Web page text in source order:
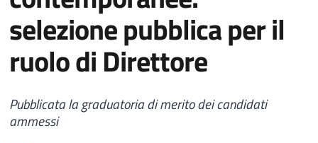
selezione pubblica per il
ruolo di Direttore
Pubblicata la graduatoria di merito dei candidati
ammessi